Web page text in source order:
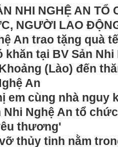
NHI NGHỆ AN TỔ
NGƯỜI LAO
An trao tặng quà
khăn tại BV Sản Nhi
(Lào) đến
An
em cùng nhà nguy
Nhi Nghệ An tổ
thương'
thủy tinh nằm